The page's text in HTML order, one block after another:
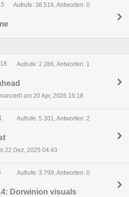
Aufrufe: 38.516, Antworten: 0
Aufrufe: 2.286, Antworten: 1
am 20 Apr, 2026 19:18
Aufrufe: 5.301, Antworten: 2
22 Dez, 2025 04:43
Aufrufe: 3.799, Antworten: 0
Dorwinion visuals